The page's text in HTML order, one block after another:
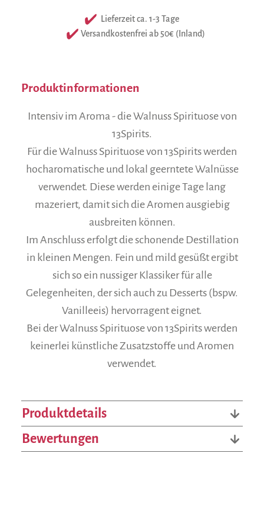
Lieferzeit ca. 1-3 Tage
Versandkostenfrei ab 50€ (Inland)
Produktinformationen
Intensiv im Aroma - die Walnuss Spirituose von
13Spirits.
Für die Walnuss Spirituose von 13Spirits werden
hocharomatische und lokal geerntete Walnüsse
verwendet. Diese werden einige Tage lang
mazeriert, damit sich die Aromen ausgiebig
ausbreiten können.
Im Anschluss erfolgt die schonende Destillation
in kleinen Mengen. Fein und mild gesüßt ergibt
sich so ein nussiger Klassiker für alle
Gelegenheiten, der sich auch zu Desserts (bspw.
Vanilleeis) hervorragent eignet.
Bei der Walnuss Spirituose von 13Spirits werden
keinerlei künstliche Zusatzstoffe und Aromen
verwendet.
Produktdetails
Bewertungen